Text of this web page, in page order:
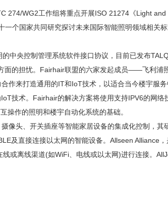
274/WG2工作组将重点开展ISO 21274《Light
个国家共同研究探讨未来国际智能照明领域相关标
中央控制管理系统软件接口协议，目前已发布
的担忧。Fairhair联盟的六家发起成员——飞利浦
作来打造通用的IT和IoT技术，以适合当今楼宇服
技术。Fairhair的解决方案将使用支持IPV6的网
作的照明和楼宇自动化系统的基础。
像头、开关插座等智能家居设备的集成化控制，其
及直接连接以太网的智能设备。Allseen Alliance
或离线渠道(如WiFi、电线或以太网)进行连接。